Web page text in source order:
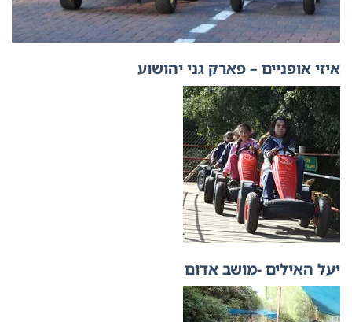
איזי אופניים – פארק גני יהושוע
יעל האילים -מושב אדום